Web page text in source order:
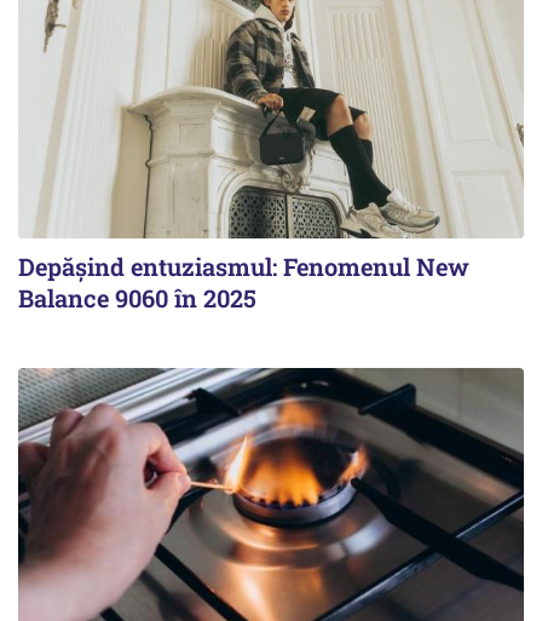
Depășind entuziasmul: Fenomenul New
Balance 9060 în 2025